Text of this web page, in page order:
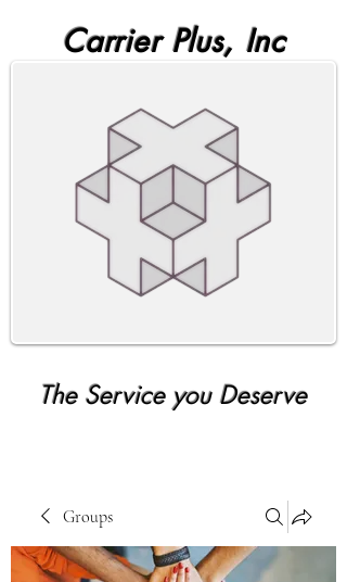
Carrier Plus, Inc
The Service you Deserve
Groups